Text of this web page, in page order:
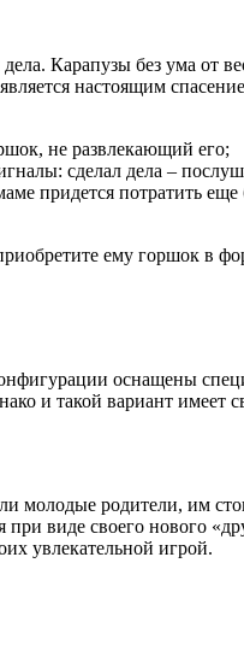
Карапузы без ума от
настоящим
не развлекающий его;
сделал дела –
придется потратить
ему горшок в
оснащены
и такой вариант имеет
родители, им
виде своего нового
увлекательной игрой.